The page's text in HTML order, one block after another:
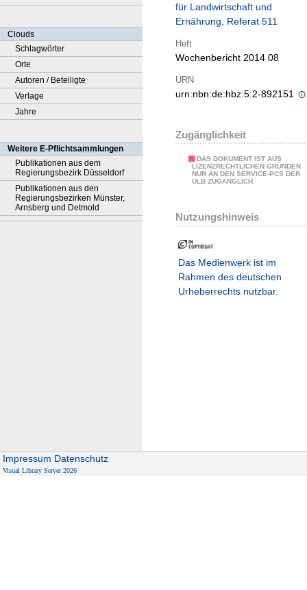
Clouds
Schlagwörter
Orte
Autoren / Beteiligte
Verlage
Jahre
Weitere E-Pflichtsammlungen
Publikationen aus dem
Regierungsbezirk Düsseldorf
Publikationen aus den
Regierungsbezirken Münster,
Arnsberg und Detmold
für Landwirtschaft und
Ernährung, Referat 511
Heft
Wochenbericht 2014 08
URN
urn:nbn:de:hbz:5:2-892151
Zugänglichkeit
DAS DOKUMENT IST AUS
LIZENZRECHTLICHEN GRÜNDEN
NUR AN DEN SERVICE-PCS DER
ULB ZUGÄNGLICH.
Nutzungshinweis
Das Medienwerk ist im
Rahmen des deutschen
Urheberrechts nutzbar.
Impressum Datenschutz
Visual Library Server 2026